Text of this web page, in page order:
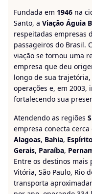
Fundada em 1946 na
Santo, a Viação Águia
respeitadas empresas
passageiros do Brasil.
viação se tornou uma
empresa que deu
longo de sua
operações e, em 2003,
fortalecendo sua
Atendendo as regiões
empresa conecta
Alagoas, Bahia,
Gerais, Paraíba,
Entre os destinos mais
Vitória, São Paulo, Rio
transporta